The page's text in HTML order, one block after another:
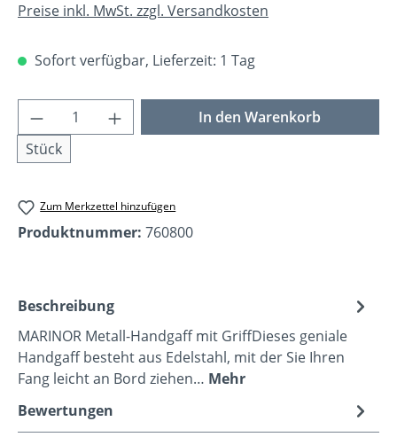
Preise inkl. MwSt. zzgl. Versandkosten
Sofort verfügbar, Lieferzeit: 1 Tag
Produkt Anzahl: Gib den gewünschten
Stück
In den Warenkorb
Zum Merkzettel hinzufügen
Produktnummer: 760800
Beschreibung
MARINOR Metall-Handgaff mit GriffDieses geniale
Handgaff besteht aus Edelstahl, mit der Sie Ihren
Fang leicht an Bord ziehen… Mehr
Bewertungen